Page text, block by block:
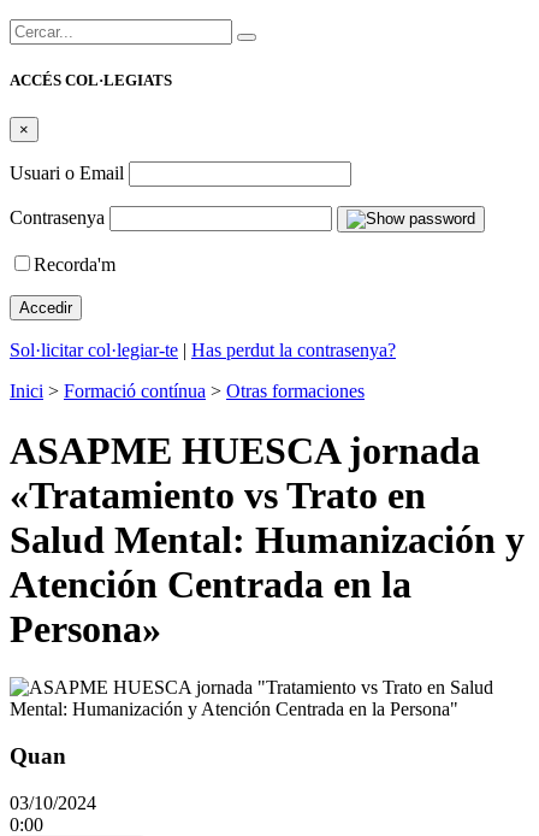
Cercar:
ACCÉS COL·LEGIATS
×
Usuari o Email
Contrasenya
Recorda'm
Sol·licitar col·legiar-te | Has perdut la contrasenya?
Inici > Formació contínua > Otras formaciones
ASAPME HUESCA jornada
«Tratamiento vs Trato en
Salud Mental: Humanización y
Atención Centrada en la
Persona»
Quan
03/10/2024
0:00